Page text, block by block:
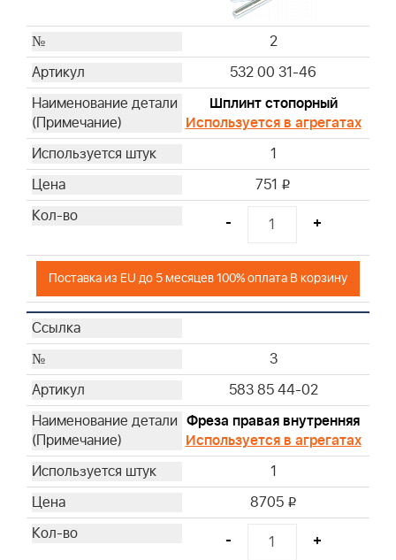
2
532 00 31-46
Шплинт стопорный
Используется в агрегатах
1
751 i
- +
Поставка из EU до 5 месяцев 100% оплата В корзину
3
583 85 44-02
Фреза правая внутренняя
Используется в агрегатах
1
8705 i
- +